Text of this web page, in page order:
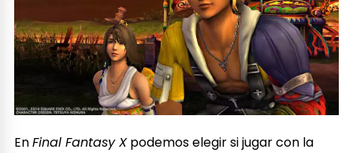
EnFinal Fantasy Xpodemos elegir si jugar con la